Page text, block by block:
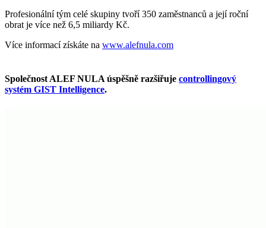
Profesionální tým celé skupiny tvoří 350 zaměstnanců a její roční
obrat je více než 6,5 miliardy Kč.
Více informací získáte na www.alefnula.com
Společnost ALEF NULA úspěšně razšiřuje controllingový
systém GIST Intelligence.